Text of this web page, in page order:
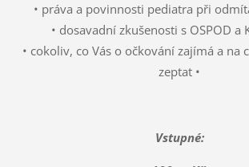
• práva a povinnosti pediatra při
• dosavadní zkušenosti s OSPOD a
• cokoliv, co Vás o očkování zajímá a na
zeptat •
Vstupné: